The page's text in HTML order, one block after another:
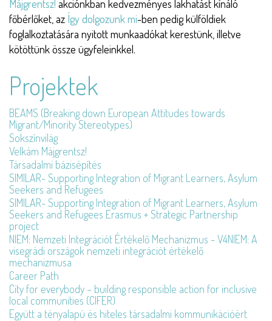
Májgrentsz! akciónkban kedvezményes lakhatást kínáló
főbérlőket, az Így dolgozunk mi-ben pedig külföldiek
foglalkoztatására nyitott munkaadókat kerestünk, illetve
kötöttünk össze ügyfeleinkkel.
Projektek
BEAMS (Breaking down European Attitudes towards
Migrant/Minority Stereotypes)
Sokszínvilág
Velkám Májgrentsz!
Társadalmi bázisépítés
SIMILAR- Supporting Integration of Migrant Learners, Asylum
Seekers and Refugees
SIMILAR- Supporting Integration of Migrant Learners, Asylum
Seekers and Refugees Erasmus + Strategic Partnership
project
NIEM: Nemzeti Integrációt Értékelő Mechanizmus - V4NIEM: A
visegrádi országok nemzeti integrációt értékelő
mechanizmusa
Career Path
City for everybody – building responsible action for inclusive
local communities (CIFER)
Együtt a tényalapú és hiteles társadalmi kommunikációért